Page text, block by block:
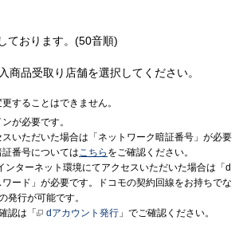
ております。(50音順)
商品受取り店舗を選択してください。
することはできません。
が必要です。
スいただいた場合は「ネットワーク暗証番号」が必要
番号についてはこちら をご確認ください。
ンターネット環境にてアクセスいただいた場合は「d
ード」が必要です。ドコモの契約回線をお持ちでな
発行が可能です。
認は「
dアカウント発行 」でご確認ください。